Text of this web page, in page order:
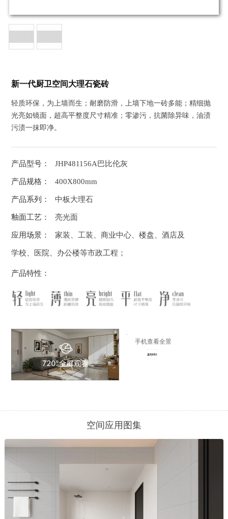
新一代厨卫空间大理石瓷砖
轻质环保，为上墙而生；耐磨防滑，上墙下地一砖多能；精细抛
光亮如镜面，超高平整度尺寸精准；零渗污，抗菌除异味，油渍
污渍一抹即净。
产品型号： JHP481156A巴比伦灰
产品规格： 400X800mm
产品系列： 中板大理石
釉面工艺： 亮光面
应用场景： 家装、工装、商业中心、楼盘、酒店及
学校、医院、办公楼等市政工程；
产品特性：
手机查看全景
空间应用图集